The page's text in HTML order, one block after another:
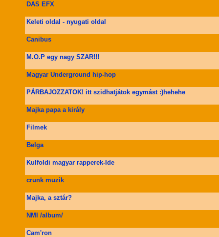
DAS EFX
Keleti oldal - nyugati oldal
Canibus
M.O.P egy nagy SZAR!!!
Magyar Underground hip-hop
PÁRBAJOZZATOK! itt szidhatjátok egymást :)hehehe
Majka papa a király
Filmek
Belga
Kulfoldi magyar rapperek-Ide
crunk muzik
Majka, a sztár?
NMI /album/
Cam'ron